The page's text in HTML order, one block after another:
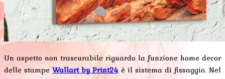
Un aspetto non trascurabile riguardo la funzione home decor
delle stampeWallart by Print24 è il sistema di fissaggio. Nel